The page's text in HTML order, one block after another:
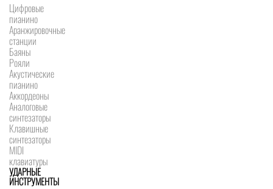
Цифровые
пианино
Аранжировочные
станции
Баяны
Рояли
Акустические
пианино
Аккордеоны
Аналоговые
синтезаторы
Клавишные
синтезаторы
MIDI
клавиатуры
УДАРНЫЕ
ИНСТРУМЕНТЫ